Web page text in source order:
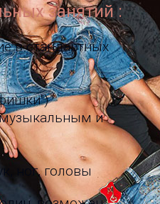
занятий :
в стандартных
музыкальным и
ног, головы